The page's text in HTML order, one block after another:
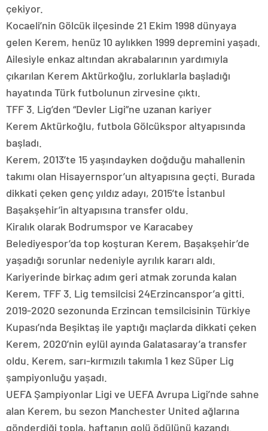
çekiyor.
Kocaeli’nin Gölcük ilçesinde 21 Ekim 1998 dünyaya
gelen Kerem, henüz 10 aylıkken 1999 depremini yaşadı.
Ailesiyle enkaz altından akrabalarının yardımıyla
çıkarılan Kerem Aktürkoğlu, zorluklarla başladığı
hayatında Türk futbolunun zirvesine çıktı.
TFF 3. Lig’den “Devler Ligi”ne uzanan kariyer
Kerem Aktürkoğlu, futbola Gölcükspor altyapısında
başladı.
Kerem, 2013’te 15 yaşındayken doğduğu mahallenin
takımı olan Hisayernspor’un altyapısına geçti. Burada
dikkati çeken genç yıldız adayı, 2015’te İstanbul
Başakşehir’in altyapısına transfer oldu.
Kiralık olarak Bodrumspor ve Karacabey
Belediyespor’da top koşturan Kerem, Başakşehir’de
yaşadığı sorunlar nedeniyle ayrılık kararı aldı.
Kariyerinde birkaç adım geri atmak zorunda kalan
Kerem, TFF 3. Lig temsilcisi 24Erzincanspor’a gitti.
2019-2020 sezonunda Erzincan temsilcisinin Türkiye
Kupası’nda Beşiktaş ile yaptığı maçlarda dikkati çeken
Kerem, 2020’nin eylül ayında Galatasaray’a transfer
oldu. Kerem, sarı-kırmızılı takımla 1 kez Süper Lig
şampiyonluğu yaşadı.
UEFA Şampiyonlar Ligi ve UEFA Avrupa Ligi’nde sahne
alan Kerem, bu sezon Manchester United ağlarına
gönderdiği topla, haftanın golü ödülünü kazandı.